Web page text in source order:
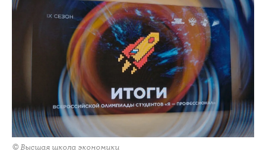
© Высшая школа экономики